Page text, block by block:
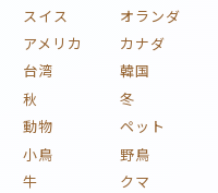
スイス
オランダ
アメリカ
カナダ
台湾
韓国
秋
冬
動物
ペット
小鳥
野鳥
牛
クマ